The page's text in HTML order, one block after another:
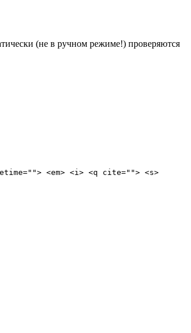
(не в ручном режиме!) проверяются
<em> <i> <q cite=""> <s>